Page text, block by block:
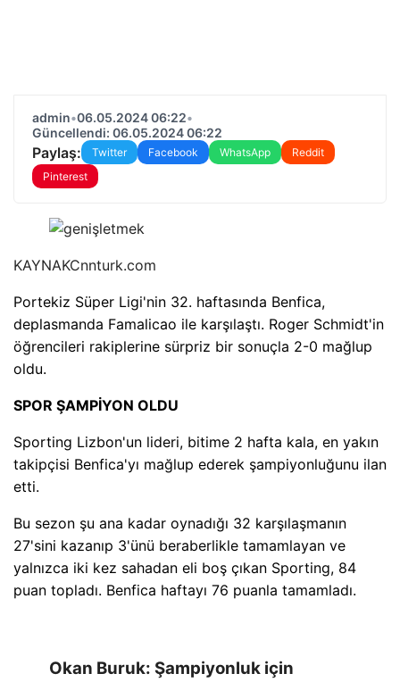
admin•06.05.2024 06:22•
Güncellendi: 06.05.2024 06:22
Paylaş: Twitter Facebook WhatsApp
Reddit
Pinterest
KAYNAKCnnturk.com
Portekiz Süper Ligi'nin 32. haftasında Benfica,
deplasmanda Famalicao ile karşılaştı. Roger Schmidt'in
öğrencileri rakiplerine sürpriz bir sonuçla 2-0 mağlup
oldu.
SPOR ŞAMPİYON OLDU
Sporting Lizbon'un lideri, bitime 2 hafta kala, en yakın
takipçisi Benfica'yı mağlup ederek şampiyonluğunu ilan
etti.
Bu sezon şu ana kadar oynadığı 32 karşılaşmanın
27'sini kazanıp 3'ünü beraberlikle tamamlayan ve
yalnızca iki kez sahadan eli boş çıkan Sporting, 84
puan topladı. Benfica haftayı 76 puanla tamamladı.
Okan Buruk: Şampiyonluk için